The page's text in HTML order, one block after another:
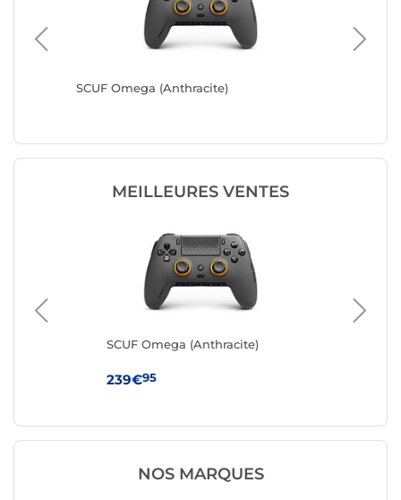
SCUF Omega (Anthracite)
MEILLEURES VENTES
SCUF Omega (Anthracite)
239€95
NOS MARQUES